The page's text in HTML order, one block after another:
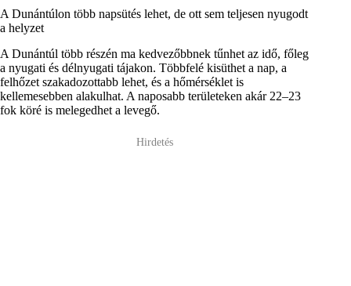
A Dunántúlon több napsütés lehet, de ott sem teljesen nyugodt
a helyzet
A Dunántúl több részén ma kedvezőbbnek tűnhet az idő, főleg
a nyugati és délnyugati tájakon. Többfelé kisüthet a nap, a
felhőzet szakadozottabb lehet, és a hőmérséklet is
kellemesebben alakulhat. A naposabb területeken akár 22–23
fok köré is melegedhet a levegő.
Hirdetés